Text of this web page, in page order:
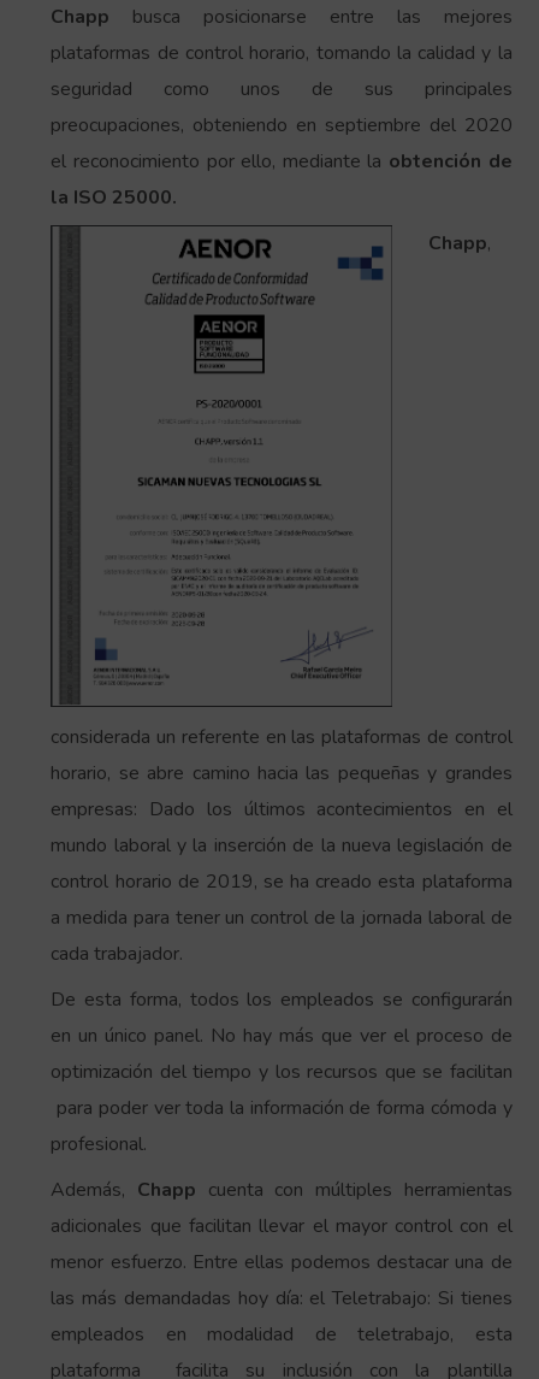
Chapp busca posicionarse entre las mejores
plataformas de control horario, tomando la calidad y la
seguridad como unos de sus principales
preocupaciones, obteniendo en septiembre del 2020
el reconocimiento por ello, mediante la obtención de
la ISO 25000.
Chapp,
considerada un referente en las plataformas de control
horario, se abre camino hacia las pequeñas y grandes
empresas: Dado los últimos acontecimientos en el
mundo laboral y la inserción de la nueva legislación de
control horario de 2019, se ha creado esta plataforma
a medida para tener un control de la jornada laboral de
cada trabajador.
De esta forma, todos los empleados se configurarán
en un único panel. No hay más que ver el proceso de
optimización del tiempo y los recursos que se facilitan
para poder ver toda la información de forma cómoda y
profesional.
Además, Chapp cuenta con múltiples herramientas
adicionales que facilitan llevar el mayor control con el
menor esfuerzo. Entre ellas podemos destacar una de
las más demandadas hoy día: el Teletrabajo: Si tienes
empleados en modalidad de teletrabajo, esta
plataforma facilita su inclusión con la plantilla